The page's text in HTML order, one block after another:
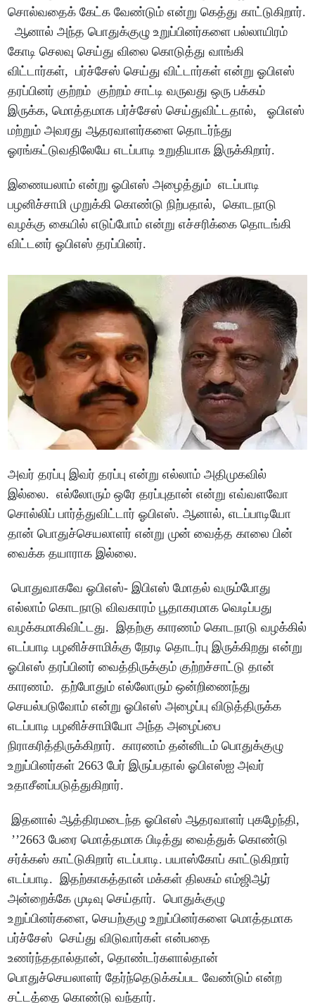
சொல்வதைக் கேட்க வேண்டும் என்று கெத்து காட்டுகிறார்.
ஆனால் அந்த பொதுக்குழு உறுப்பினர்களை பல்லாயிரம்
கோடி செலவு செய்து விலை கொடுத்து வாங்கி
விட்டார்கள், பர்ச்சேஸ் செய்து விட்டார்கள் என்று ஓபிஎஸ்
தரப்பினர் குற்றம் குற்றம் சாட்டி வருவது ஒரு பக்கம்
இருக்க, மொத்தமாக பர்ச்சேஸ் செய்துவிட்டதால், ஓபிஎஸ்
மற்றும் அவரது ஆதரவாளர்களை தொடர்ந்து
ஓரங்கட்டுவதிலேயே எடப்பாடி உறுதியாக இருக்கிறார்.
இணையலாம் என்று ஓபிஎஸ் அழைத்தும் எடப்பாடி
பழனிச்சாமி முறுக்கி கொண்டு நிற்பதால், கொடநாடு
வழக்கு கையில் எடுப்போம் என்று எச்சரிக்கை தொடங்கி
விட்டனர் ஓபிஎஸ் தரப்பினர்.
அவர் தரப்பு இவர் தரப்பு என்று எல்லாம் அதிமுகவில்
இல்லை. எல்லோரும் ஒரே தரப்புதான் என்று எவ்வளவோ
சொல்லிப் பார்த்துவிட்டார் ஓபிஎஸ். ஆனால், எடப்பாடியோ
தான் பொதுச்செயலாளர் என்று முன் வைத்த காலை பின்
வைக்க தயாராக இல்லை.
பொதுவாகவே ஓபிஎஸ்- இபிஎஸ் மோதல் வரும்போது
எல்லாம் கொடநாடு விவகாரம் பூதாகரமாக வெடிப்பது
வழக்கமாகிவிட்டது. இதற்கு காரணம் கொடநாடு வழக்கில்
எடப்பாடி பழனிச்சாமிக்கு நேரடி தொடர்பு இருக்கிறது என்று
ஓபிஎஸ் தரப்பினர் வைத்திருக்கும் குற்றச்சாட்டு தான்
காரணம். தற்போதும் எல்லோரும் ஒன்றிணைந்து
செயல்படுவோம் என்று ஓபிஎஸ் அழைப்பு விடுத்திருக்க
எடப்பாடி பழனிச்சாமியோ அந்த அழைப்பை
நிராகரித்திருக்கிறார். காரணம் தன்னிடம் பொதுக்குழு
உறுப்பினர்கள் 2663 பேர் இருப்பதால் ஓபிஎஸ்ஐ அவர்
உதாசீனப்படுத்துகிறார்.
இதனால் ஆத்திரமடைந்த ஓபிஎஸ் ஆதரவாளர் புகழேந்தி,
’’2663 பேரை மொத்தமாக பிடித்து வைத்துக் கொண்டு
சர்க்கஸ் காட்டுகிறார் எடப்பாடி. பயாஸ்கோப் காட்டுகிறார்
எடப்பாடி. இதற்காகத்தான் மக்கள் திலகம் எம்ஜிஆர்
அன்றைக்கே முடிவு செய்தார். பொதுக்குழு
உறுப்பினர்களை, செயற்குழு உறுப்பினர்களை மொத்தமாக
பர்ச்சேஸ் செய்து விடுவார்கள் என்பதை
உணர்ந்ததால்தான், தொண்டர்களால்தான்
பொதுச்செயலாளர் தேர்ந்தெடுக்கப்பட வேண்டும் என்ற
சட்டத்தை கொண்டு வந்தார்.